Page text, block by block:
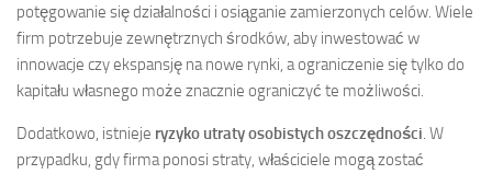
potęgowanie się działalności i osiąganie zamierzonych celów. Wiele
firm potrzebuje zewnętrznych środków, aby inwestować w
innowacje czy ekspansję na nowe rynki, a ograniczenie się tylko do
kapitału własnego może znacznie ograniczyć te możliwości.
Dodatkowo, istnieje ryzyko utraty osobistych oszczędności. W
przypadku, gdy firma ponosi straty, właściciele mogą zostać